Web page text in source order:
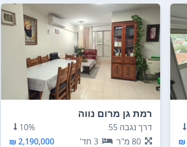
רמת גן מרום נווה
דרך נגבה 55
10%
80 מ"ר 3חד' 2,190,000 ₪